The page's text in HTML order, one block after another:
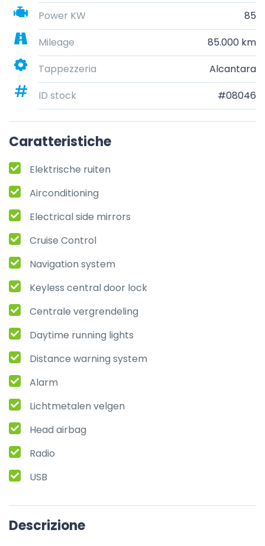
Power KW
85
Mileage
85.000 km
Tappezzeria
Alcantara
ID stock
#08046
Caratteristiche
Elektrische ruiten
Airconditioning
Electrical side mirrors
Cruise Control
Navigation system
Keyless central door lock
Centrale vergrendeling
Daytime running lights
Distance warning system
Alarm
Lichtmetalen velgen
Head airbag
Radio
USB
Descrizione